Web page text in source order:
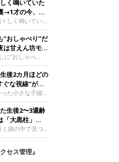
いました。保護
するのは、
の愛猫・ティダ
長記録です。こ
ィダちゃん。
、夜から大雨に
夕方でした。花
したばかりのテ
飼い主
く鳴いていた
→1才の今、筋
長
しく鳴いてい
。家族に迎えら
大きく成長しま
いていた小さな
。@Kingponzu
）ユーザー
モモちゃん（取
。こちらは、モ
に撮影された一
ションの駐輪場
された当時の姿
ん。
温が35℃を
“おしゃべり”だ
甘えん坊モー
に“おしゃべ
猫。1才になった
ュンとします。
に何かを伝える
ももちゃん。
は、Instagram
んの愛猫・もも
カン）です。
んが生後2カ月
目に撮影された
過ごしていまし
後2カ月ほどの
な視線”が忘
た小さな子猫。
主さんの心に残
ちゃん。
るのは、
さ
ちゃん（取材時
はぐれたとみら
2カ月ほどだっ
生後2〜3週齢
大黒柱」
した姿にグッ
袋の中で見つか
育てられたその
い存在へと成長
つかった、ミニ
セス管理』